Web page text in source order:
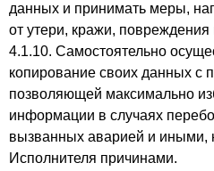
данных и принимать меры,
от утери, кражи, повреждения
4.1.10. Самостоятельно
копирование своих данных с
позволяющей максимально
информации в случаях
вызванных аварией и иными,
Исполнителя причинами.